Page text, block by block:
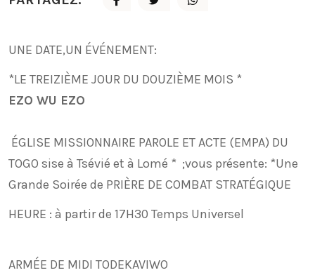
UNE DATE,UN ÉVÉNEMENT:
*LE TREIZIÈME JOUR DU DOUZIÈME MOIS *
EZO WU EZO
ÉGLISE MISSIONNAIRE PAROLE ET ACTE (EMPA) DU
TOGO sise à Tsévié et à Lomé * ;vous présente: *Une
Grande Soirée de PRIÈRE DE COMBAT STRATÉGIQUE
HEURE : à partir de 17H30 Temps Universel
ARMÉE DE MIDI TODEKAVIWO